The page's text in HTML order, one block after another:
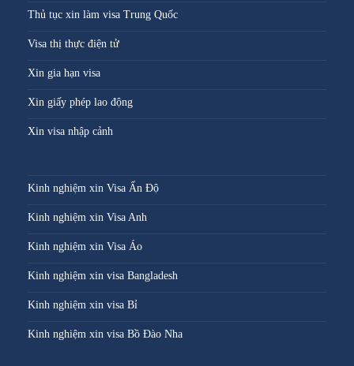
Thủ tục xin làm visa Trung Quốc
Visa thị thực điện tử
Xin gia hạn visa
Xin giấy phép lao động
Xin visa nhập cảnh
Kinh nghiệm xin Visa Ấn Độ
Kinh nghiệm xin Visa Anh
Kinh nghiệm xin Visa Áo
Kinh nghiệm xin visa Bangladesh
Kinh nghiệm xin visa Bỉ
Kinh nghiệm xin visa Bồ Đào Nha